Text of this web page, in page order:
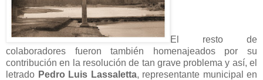
El resto de
colaboradores fueron también homenajeados por su
contribución en la resolución de tan grave problema y así, el
letrado Pedro Luis Lassaletta, representante municipal en